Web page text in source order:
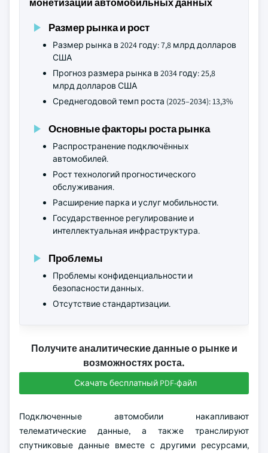
монетизации автомобильных данных
Размер рынка и рост
Размер рынка в 2024 году: 7,8 млрд долларов
США
Прогноз размера рынка в 2034 году: 25,8
млрд долларов США
Среднегодовой темп роста (2025–2034): 13,3%
Основные факторы роста рынка
Распространение подключённых
автомобилей.
Рост технологий прогностического
обслуживания.
Расширение парка и услуг мобильности.
Государственное регулирование и
интеллектуальная инфраструктура.
Проблемы
Проблемы конфиденциальности и
безопасности данных.
Отсутствие стандартизации.
Получите аналитические данные о рынке и
возможностях роста.
Скачать бесплатный PDF-файл
Подключенные автомобили накапливают
телематические данные, а также транслируют
спутниковые данные вместе с другими ресурсами,